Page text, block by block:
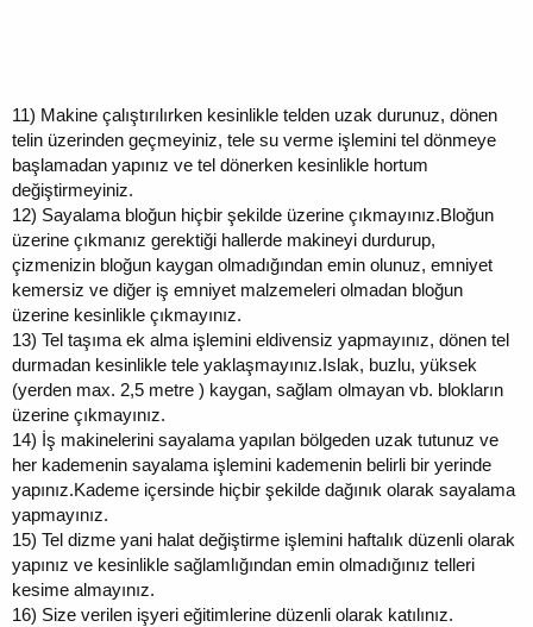
11) Makine çalıştırılırken kesinlikle telden uzak durunuz, dönen
telin üzerinden geçmeyiniz, tele su verme işlemini tel dönmeye
başlamadan yapınız ve tel dönerken kesinlikle hortum
değiştirmeyiniz.
12) Sayalama bloğun hiçbir şekilde üzerine çıkmayınız.Bloğun
üzerine çıkmanız gerektiği hallerde makineyi durdurup,
çizmenizin bloğun kaygan olmadığından emin olunuz, emniyet
kemersiz ve diğer iş emniyet malzemeleri olmadan bloğun
üzerine kesinlikle çıkmayınız.
13) Tel taşıma ek alma işlemini eldivensiz yapmayınız, dönen tel
durmadan kesinlikle tele yaklaşmayınız.Islak, buzlu, yüksek
(yerden max. 2,5 metre ) kaygan, sağlam olmayan vb. blokların
üzerine çıkmayınız.
14) İş makinelerini sayalama yapılan bölgeden uzak tutunuz ve
her kademenin sayalama işlemini kademenin belirli bir yerinde
yapınız.Kademe içersinde hiçbir şekilde dağınık olarak sayalama
yapmayınız.
15) Tel dizme yani halat değiştirme işlemini haftalık düzenli olarak
yapınız ve kesinlikle sağlamlığından emin olmadığınız telleri
kesime almayınız.
16) Size verilen işyeri eğitimlerine düzenli olarak katılınız.